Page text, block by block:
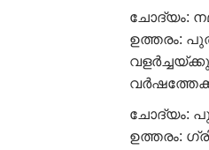
ചോദ്യം:
ഉത്തരം:
ചോദ്യം:
ഉത്തരം: